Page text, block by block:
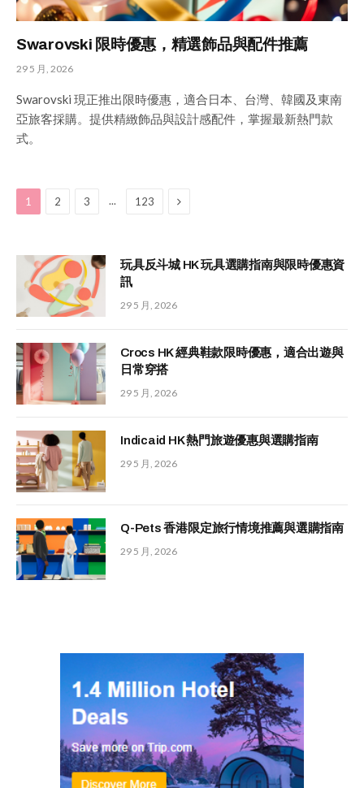
Swarovski 限時優惠，精選飾品與配件推薦
29 5 月, 2026
Swarovski 現正推出限時優惠，適合日本、台灣、韓國及東南
亞旅客採購。提供精緻飾品與設計感配件，掌握最新熱門款
式。
1 2 3 ... 123 Next
玩具反斗城 HK 玩具選購指南與限時優惠資
訊
29 5 月, 2026
Crocs HK 經典鞋款限時優惠，適合出遊與
日常穿搭
29 5 月, 2026
Indicaid HK 熱門旅遊優惠與選購指南
29 5 月, 2026
Q-Pets 香港限定旅行情境推薦與選購指南
29 5 月, 2026